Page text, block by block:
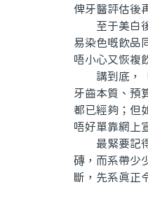
俾牙醫評估後
至于美白後
易染色嘅飲品
唔小心又恢複
講到底，「
牙齒本質、預
都已經夠；但
唔好單靠網上
最緊要記得
磚，而系帶少
斷，先系真正